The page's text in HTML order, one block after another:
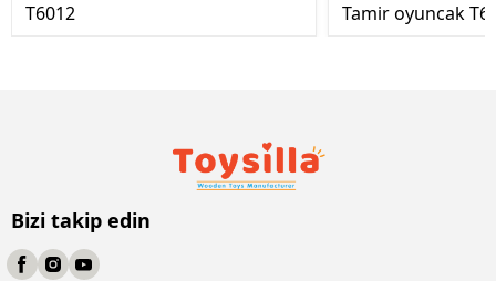
T6012
Tamir oyuncak
Bizi takip edin